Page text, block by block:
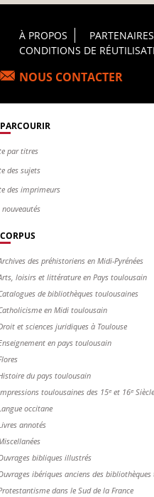
Footer Principal
À PROPOS PARTENAIRES
CONDITIONS DE
NOUS CONTACTER
PARCOURIR
par titres
des sujets
des imprimeurs
nouveautés
CORPUS
des préhistoriens en Midi-Pyrénées
loisirs et littérature en Pays toulousain
de bibliothèques toulousaines
en Midi toulousain
et sciences juridiques à Toulouse
en pays toulousain
du pays toulousain
toulousaines des 15ᵉ et 16ᵉ
occitane
annotés
bibliques illustrés
ibériques anciens des
dans le Sud de la France